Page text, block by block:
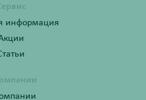
информация